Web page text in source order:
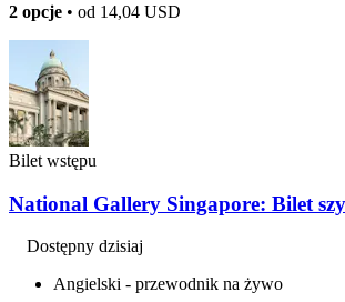
2 opcje • od 14,04 USD
Bilet wstępu
National Gallery Singapore: Bilet
Dostępny dzisiaj
Angielski - przewodnik na żywo